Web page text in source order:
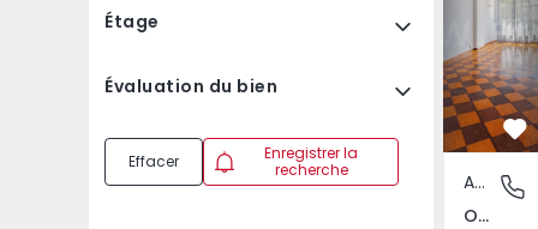
Étage
Évaluation du bien
Effacer
Enregistrer la
recherche
Olivais,
Appartement
Olivais, Lisboa